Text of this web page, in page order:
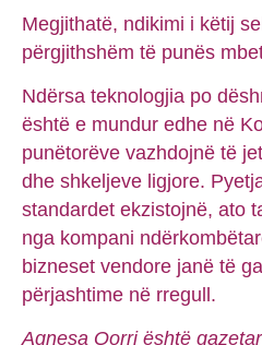
Megjithatë, ndikimi i këtij
përgjithshëm të punës
Ndërsa teknologjia po
është e mundur edhe në
punëtorëve vazhdojnë të
dhe shkeljeve ligjore.
standardet ekzistojnë, ato
nga kompani
bizneset vendore janë të
përjashtime në rregull.
Agnesa Qorri është